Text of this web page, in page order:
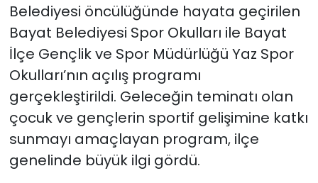
Belediyesi öncülüğünde hayata geçirilen
Bayat Belediyesi Spor Okulları ile Bayat
İlçe Gençlik ve Spor Müdürlüğü Yaz Spor
Okulları’nın açılış programı
gerçekleştirildi. Geleceğin teminatı olan
çocuk ve gençlerin sportif gelişimine katkı
sunmayı amaçlayan program, ilçe
genelinde büyük ilgi gördü.